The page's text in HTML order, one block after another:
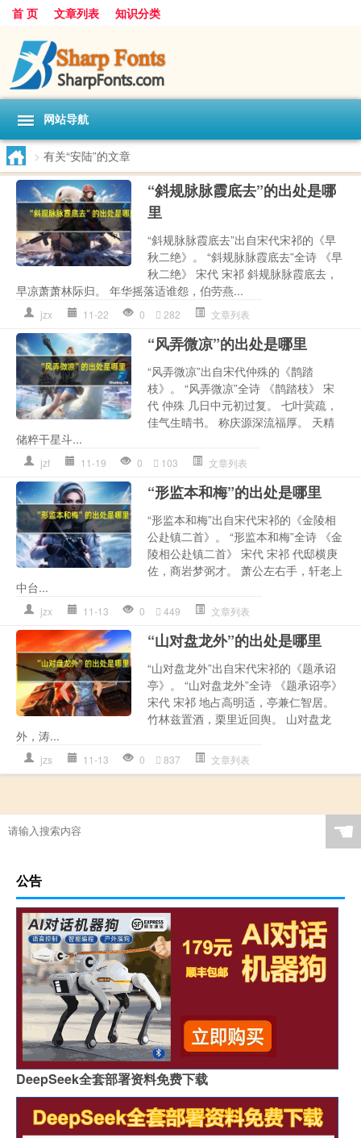
首 页 文章列表 知识分类
网站导航
> 有关“安陆”的文章
“斜规脉脉霞底去”的出处是哪
里
“斜规脉脉霞底去”出自宋代宋祁的《早
秋二绝》。 “斜规脉脉霞底去”全诗 《早
秋二绝》 宋代 宋祁 斜规脉脉霞底去，
早凉萧萧林际归。 年华摇落适谁怨，伯劳燕...
jzx 11-22 0 282 文章列表
“风弄微凉”的出处是哪里
“风弄微凉”出自宋代仲殊的《鹊踏
枝》。 “风弄微凉”全诗 《鹊踏枝》 宋
代 仲殊 几日中元初过复。 七叶蓂疏，
佳气生晴书。 称庆源深流福厚。 天精
储粹干星斗...
jzf 11-19 0 103 文章列表
“形监本和梅”的出处是哪里
“形监本和梅”出自宋代宋祁的《金陵相
公赴镇二首》。 “形监本和梅”全诗 《金
陵相公赴镇二首》 宋代 宋祁 代邸横庚
佐，商岩梦弼才。 萧公左右手，轩老上
中台...
jzx 11-13 0 449 文章列表
“山对盘龙外”的出处是哪里
“山对盘龙外”出自宋代宋祁的《题承诏
亭》。 “山对盘龙外”全诗 《题承诏亭》
宋代 宋祁 地占高明适，亭兼仁智居。
竹林兹置酒，栗里近回舆。 山对盘龙
外，涛...
jzs 11-13 0 837 文章列表
☚
公告
DeepSeek全套部署资料免费下载